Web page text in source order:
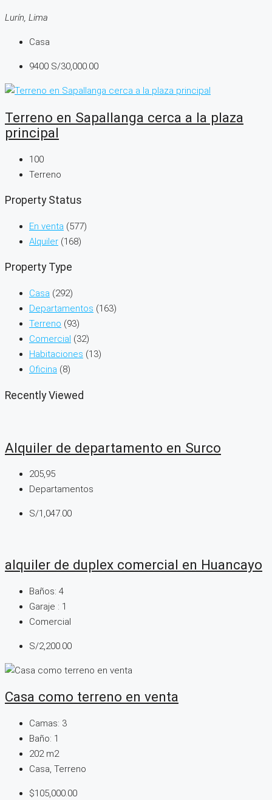
Lurín, Lima
Casa
9400 S/30,000.00
Terreno en Sapallanga cerca a la plaza
principal
100
Terreno
Property Status
En venta (577)
Alquiler (168)
Property Type
Casa (292)
Departamentos (163)
Terreno (93)
Comercial (32)
Habitaciones (13)
Oficina (8)
Recently Viewed
Alquiler de departamento en Surco
205,95
Departamentos
S/1,047.00
alquiler de duplex comercial en Huancayo
Baños: 4
Garaje : 1
Comercial
S/2,200.00
Casa como terreno en venta
Camas: 3
Baño: 1
202 m2
Casa, Terreno
$105,000.00